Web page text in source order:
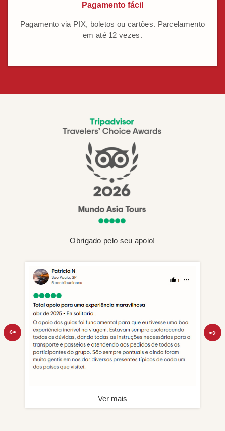
Pagamento fácil
Pagamento via PIX, boletos ou cartões. Parcelamento
em até 12 vezes.
Obrigado pelo seu apoio!
Ver mais